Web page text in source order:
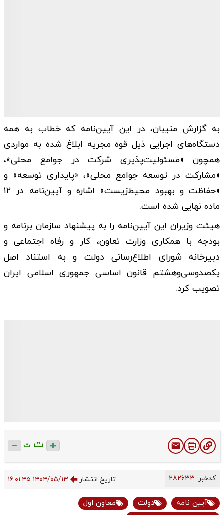
به گزارش منیبان، در این آیین‌نامه که خطاب به همه
دستگاه‌های اجرایی ذیل قوه مجریه ابلاغ شده به مواردی
همچون «مسئولیت‌پذیری شرکت در جوامع محلی»،
«مشارکت در توسعه جوامع محلی»، «پایداری توسعه» و
«حفاظت و بهبود محیط‌زیست» اشاره و آیین‌نامه در ۱۲
ماده نهایی شده است.
هیئت وزیران این آیین‌نامه را به پیشنهاد سازمان برنامه و
بودجه با همکاری وزارت تعاون، کار و رفاه اجتماعی و
دبیرخانه شورای اطلاع‌رسانی دولت و به استناد اصل
یکصدوسی‌وهشتم قانون اساسی جمهوری اسلامی ایران
تصویب کرد.
ت ت
کدخبر: تاریخ انتشار ۱۴۰۴/۰۵/۱۳ ۱۶:۰۱:۴۵
آیین نامه دولت
معاون اول